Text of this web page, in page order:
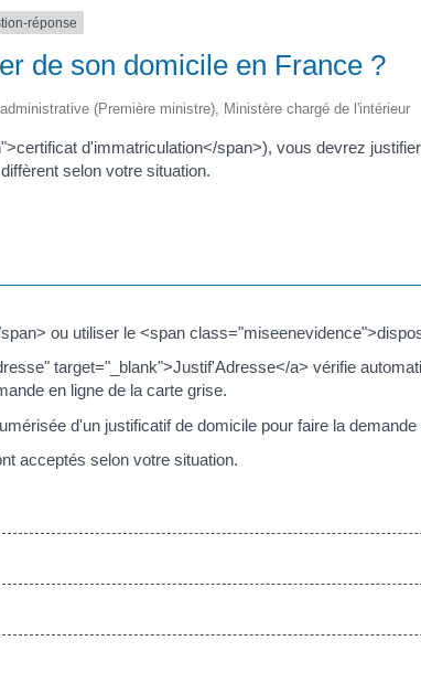
réponse
de son domicile en France ?
(Première ministre), Ministère chargé de l'intérieur
d'immatriculation</span>), vous devrez
selon votre situation.
ou utiliser le <span
target="_blank">Justif'Adresse</a> vérifie
en ligne de la carte grise.
d'un justificatif de domicile pour faire la demande
acceptés selon votre situation.